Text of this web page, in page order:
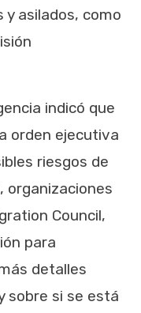
y asilados, como
indicó que
orden ejecutiva
riesgos de
organizaciones
Council,
para
detalles
sobre si se está